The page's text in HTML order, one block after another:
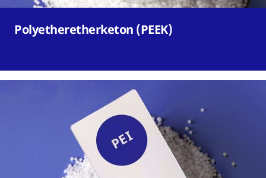
Polyetheretherketon (PEEK)